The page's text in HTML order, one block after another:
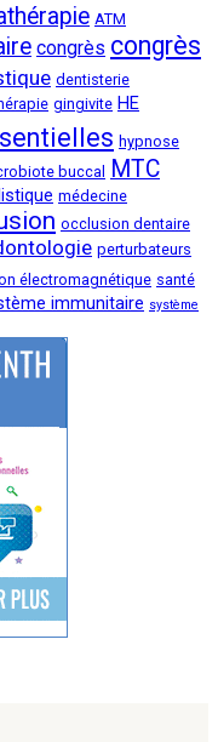
ATM
congrès congrès
dentisterie
gingivite HE
hypnose
buccal MTC
médecine
occlusion dentaire
perturbateurs
électromagnétique santé
immunitaire système